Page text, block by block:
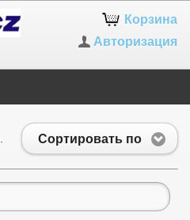
Корзина
Авторизация
Сортировать по